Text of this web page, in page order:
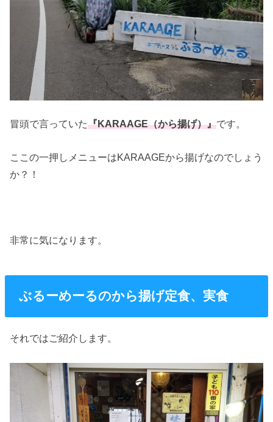
冒頭で言っていた『KARAAGE（から揚げ）』です。
ここの一押しメニューはKARAAGEから揚げなのでしょう
か？！
非常に気になります。
ぶるーめーるのから揚げ定食、実食
それではご紹介します。